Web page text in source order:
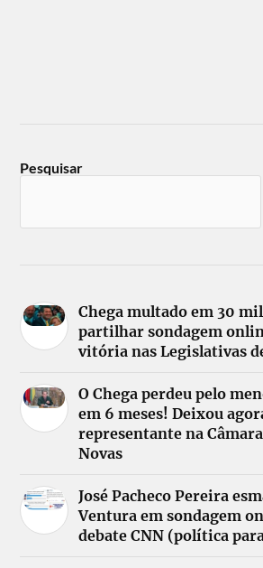
Pesquisar
Chega multado em 30
partilhar sondagem
vitória nas Legislativas
O Chega perdeu pelo
em 6 meses! Deixou
representante na
Novas
José Pacheco Pereira
Ventura em sondagem
debate CNN (política